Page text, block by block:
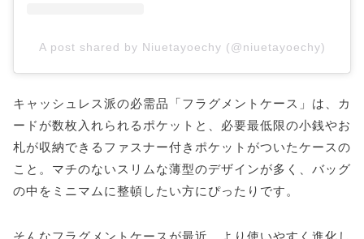
A post shared by Niuetayoechy (@niuetayoechy)
キャッシュレス派の必需品「フラグメントケース」は、カ
ードが数枚入れられるポケットと、必要最低限の小銭やお
札が収納できるファスナー付きポケットがついたケースの
こと。マチのないスリムな薄型のデザインが多く、バッグ
の中をミニマムに整頓したい方にぴったりです。
そんなフラグメントケースが最近、より使いやすく進化し